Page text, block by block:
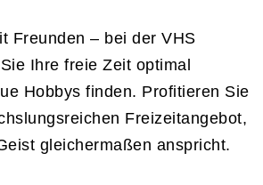
Freunden – bei der VHS
Ihre freie Zeit optimal
Hobbys finden. Profitieren Sie
Freizeitangebot,
gleichermaßen anspricht.